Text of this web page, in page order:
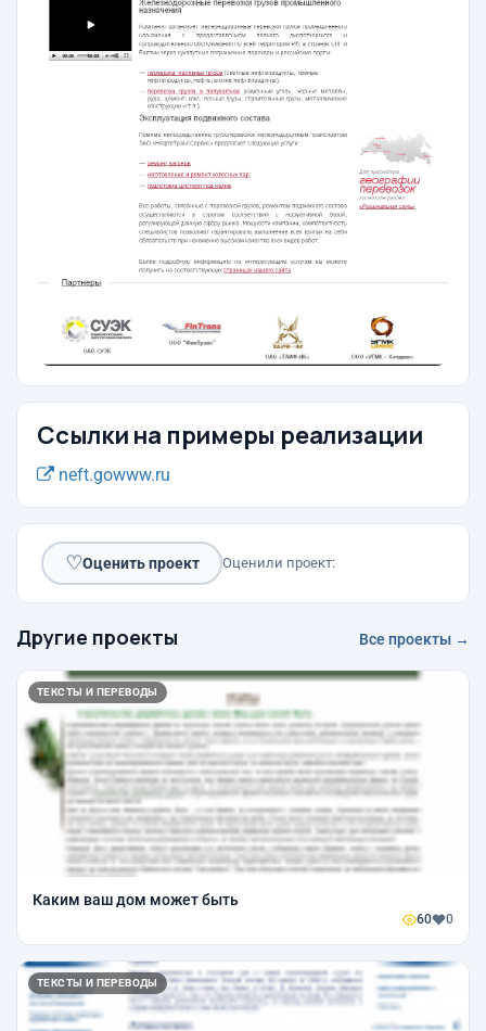
Ссылки на примеры реализации
neft.gowww.ru
♡Оценить проект Оценили проект:
Другие проекты Все проекты →
ТЕКСТЫ И ПЕРЕВОДЫ
Каким ваш дом может быть
60 0
ТЕКСТЫ И ПЕРЕВОДЫ